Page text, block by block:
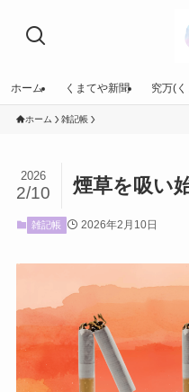
ホーム くまてや新聞 究万(
ホーム 雑記帳
煙草を吸い
2026
2/10
雑記帳 2026年2月10日